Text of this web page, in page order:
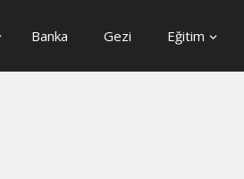
Banka Gezi Eğitim